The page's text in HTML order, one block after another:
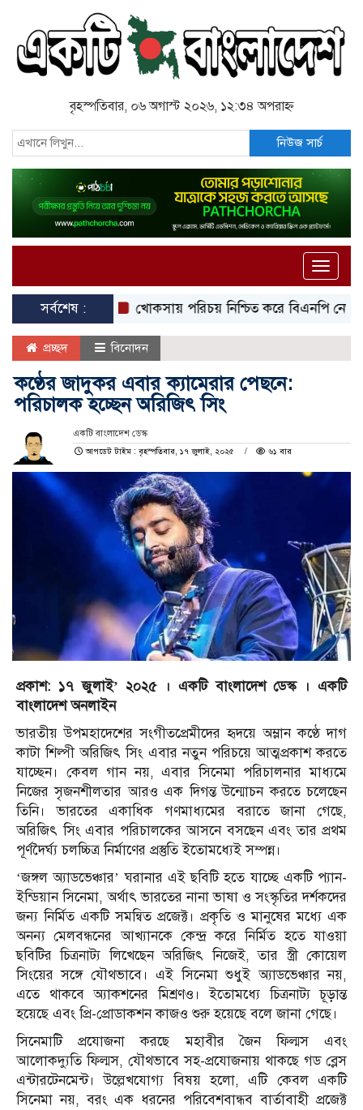
বৃহস্পতিবার, ০৬ অগাস্ট ২০২৬, ১২:৩৪ অপরাহ্ন
নিউজ সার্চ
Toggle
সর্বশেষ :
খোকসায় পরিচয় নিশ্চিত করে বিএনপি নেতার ওপর
প্রচ্ছদ বিনোদন
কণ্ঠের জাদুকর এবার ক্যামেরার পেছনে:
পরিচালক হচ্ছেন অরিজিৎ সিং
একটি বাংলাদেশ ডেস্ক
আপডেট টাইম : বৃহস্পতিবার, ১৭ জুলাই, ২০২৫
৬১ বার
প্রকাশ: ১৭ জুলাই’ ২০২৫ । একটি বাংলাদেশ ডেস্ক । একটি
বাংলাদেশ অনলাইন
ভারতীয় উপমহাদেশের সংগীতপ্রেমীদের হৃদয়ে অম্লান কণ্ঠে দাগ
কাটা শিল্পী অরিজিৎ সিং এবার নতুন পরিচয়ে আত্মপ্রকাশ করতে
যাচ্ছেন। কেবল গান নয়, এবার সিনেমা পরিচালনার মাধ্যমে
নিজের সৃজনশীলতার আরও এক দিগন্ত উন্মোচন করতে চলেছেন
তিনি। ভারতের একাধিক গণমাধ্যমের বরাতে জানা গেছে,
অরিজিৎ সিং এবার পরিচালকের আসনে বসছেন এবং তার প্রথম
পূর্ণদৈর্ঘ্য চলচ্চিত্র নির্মাণের প্রস্তুতি ইতোমধ্যেই সম্পন্ন।
‘জঙ্গল অ্যাডভেঞ্চার’ ঘরানার এই ছবিটি হতে যাচ্ছে একটি প্যান-
ইন্ডিয়ান সিনেমা, অর্থাৎ ভারতের নানা ভাষা ও সংস্কৃতির দর্শকদের
জন্য নির্মিত একটি সমন্বিত প্রজেক্ট। প্রকৃতি ও মানুষের মধ্যে এক
অনন্য মেলবন্ধনের আখ্যানকে কেন্দ্র করে নির্মিত হতে যাওয়া
ছবিটির চিত্রনাট্য লিখেছেন অরিজিৎ নিজেই, তার স্ত্রী কোয়েল
সিংয়ের সঙ্গে যৌথভাবে। এই সিনেমা শুধুই অ্যাডভেঞ্চার নয়,
এতে থাকবে অ্যাকশনের মিশ্রণও। ইতোমধ্যে চিত্রনাট্য চূড়ান্ত
হয়েছে এবং প্রি-প্রোডাকশন কাজও শুরু হয়েছে বলে জানা গেছে।
সিনেমাটি প্রযোজনা করছে মহাবীর জৈন ফিল্মস এবং
আলোকদ্যুতি ফিল্মস, যৌথভাবে সহ-প্রযোজনায় থাকছে গড ব্লেস
এন্টারটেনমেন্ট। উল্লেখযোগ্য বিষয় হলো, এটি কেবল একটি
সিনেমা নয়, বরং এক ধরনের পরিবেশবান্ধব বার্তাবাহী প্রজেক্ট